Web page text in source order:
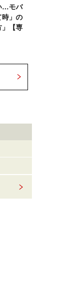
…モバ
時」の
」【専